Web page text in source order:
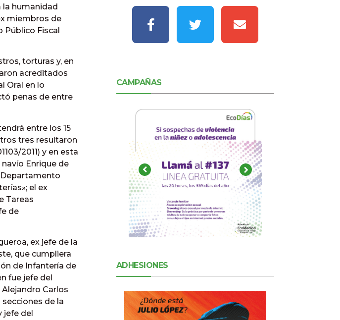
la humanidad
miembros de
Público Fiscal
torturas y, en
acreditados
Oral en lo
penas de entre
entre los 15
tres resultaron
2011) y en esta
Enrique de
el ex
Tareas
de
ex jefe de la
que cumpliera
de Infantería de
fue jefe del
Carlos
de la
jefe del
CAMPAÑAS
ADHESIONES